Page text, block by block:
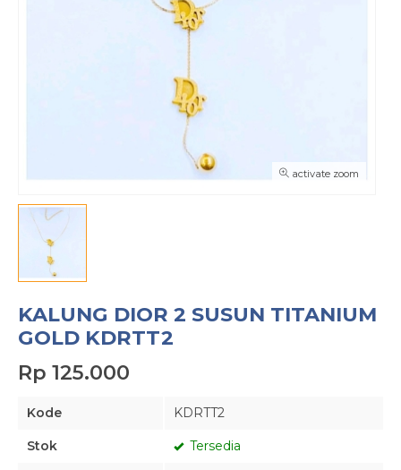
activate zoom
KALUNG DIOR 2 SUSUN TITANIUM
GOLD KDRTT2
Rp 125.000
Kode KDRTT2
Stok Tersedia